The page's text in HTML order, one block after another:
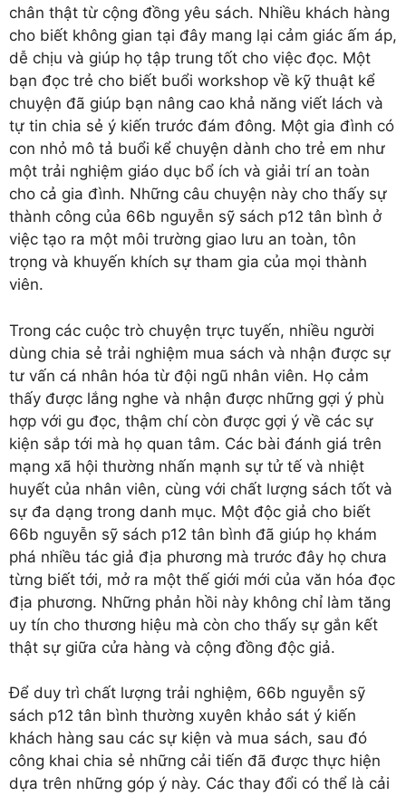
chân thật từ cộng đồng yêu sách. Nhiều khách hàng
cho biết không gian tại đây mang lại cảm giác ấm áp,
dễ chịu và giúp họ tập trung tốt cho việc đọc. Một
bạn đọc trẻ cho biết buổi workshop về kỹ thuật kể
chuyện đã giúp bạn nâng cao khả năng viết lách và
tự tin chia sẻ ý kiến trước đám đông. Một gia đình có
con nhỏ mô tả buổi kể chuyện dành cho trẻ em như
một trải nghiệm giáo dục bổ ích và giải trí an toàn
cho cả gia đình. Những câu chuyện này cho thấy sự
thành công của 66b nguyễn sỹ sách p12 tân bình ở
việc tạo ra một môi trường giao lưu an toàn, tôn
trọng và khuyến khích sự tham gia của mọi thành
viên.
Trong các cuộc trò chuyện trực tuyến, nhiều người
dùng chia sẻ trải nghiệm mua sách và nhận được sự
tư vấn cá nhân hóa từ đội ngũ nhân viên. Họ cảm
thấy được lắng nghe và nhận được những gợi ý phù
hợp với gu đọc, thậm chí còn được gợi ý về các sự
kiện sắp tới mà họ quan tâm. Các bài đánh giá trên
mạng xã hội thường nhấn mạnh sự tử tế và nhiệt
huyết của nhân viên, cùng với chất lượng sách tốt và
sự đa dạng trong danh mục. Một độc giả cho biết
66b nguyễn sỹ sách p12 tân bình đã giúp họ khám
phá nhiều tác giả địa phương mà trước đây họ chưa
từng biết tới, mở ra một thế giới mới của văn hóa đọc
địa phương. Những phản hồi này không chỉ làm tăng
uy tín cho thương hiệu mà còn cho thấy sự gắn kết
thật sự giữa cửa hàng và cộng đồng độc giả.
Để duy trì chất lượng trải nghiệm, 66b nguyễn sỹ
sách p12 tân bình thường xuyên khảo sát ý kiến
khách hàng sau các sự kiện và mua sách, sau đó
công khai chia sẻ những cải tiến đã được thực hiện
dựa trên những góp ý này. Các thay đổi có thể là cải